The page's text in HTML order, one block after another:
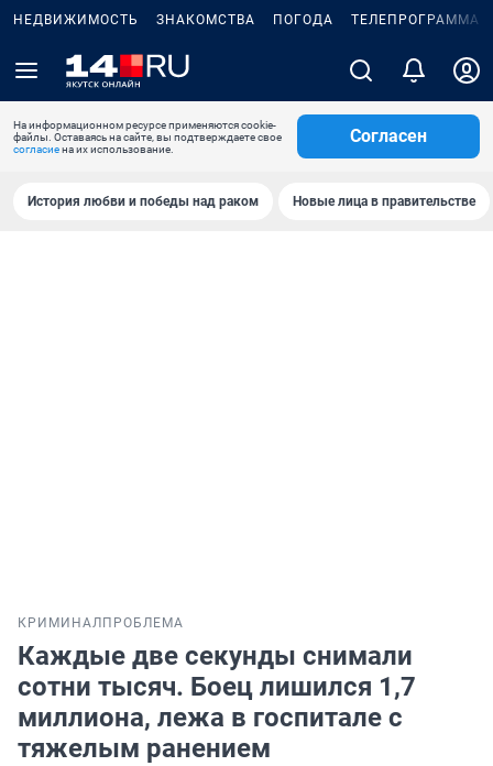
НЕДВИЖИМОСТЬ ЗНАКОМСТВА ПОГОДА ТЕЛЕПРОГРАММА
На информационном ресурсе применяются cookie-
файлы. Оставаясь на сайте, вы подтверждаете свое
согласиена их использование.
Согласен
История любви и победы над раком Новые лица в правительстве
КРИМИНАЛ ПРОБЛЕМА
Каждые две секунды снимали
сотни тысяч. Боец лишился 1,7
миллиона, лежа в госпитале с
тяжелым ранением